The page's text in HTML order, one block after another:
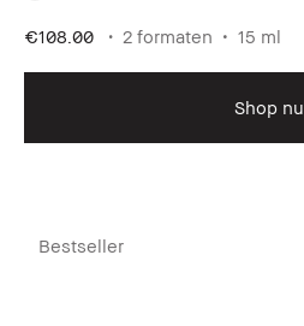
€108.00 2 formaten 15 ml
Shop nu
Bestseller